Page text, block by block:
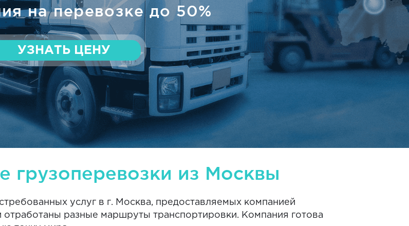
на перевозке до 50%
УЗНАТЬ ЦЕНУ
грузоперевозки из Москвы
услуг в г. Москва, предоставляемых компанией
отработаны разные маршруты транспортировки. Компания готова